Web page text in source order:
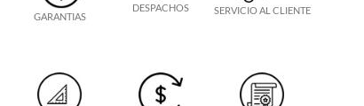
GARANTIAS
DESPACHOS SERVICIO AL CLIENTE